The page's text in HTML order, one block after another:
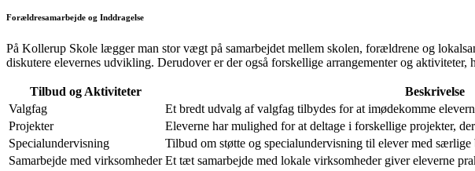
Forældresamarbejde og Inddragelse
På Kollerup Skole lægger man stor vægt på samarbejdet mellem skolen, forældrene og
diskutere elevernes udvikling. Derudover er der også forskellige arrangementer og
Tilbud og Aktiviteter
Beskrivelse
Valgfag
Et bredt udvalg af valgfag tilbydes for at imødekomme
Projekter
Eleverne har mulighed for at deltage i forskellige projekter,
Specialundervisning
Tilbud om støtte og specialundervisning til elever med
Samarbejde med virksomheder Et tæt samarbejde med lokale virksomheder giver eleverne